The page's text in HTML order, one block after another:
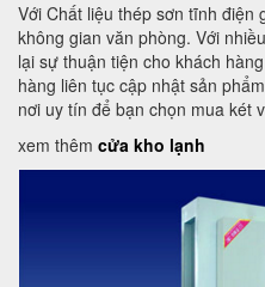
Với Chất liệu thép sơn tĩnh điện
không gian văn phòng. Với
lại sự thuận tiện cho khách
hàng liên tục cập nhật sản
nơi uy tín để bạn chọn mua két
xem thêm cửa kho lạnh